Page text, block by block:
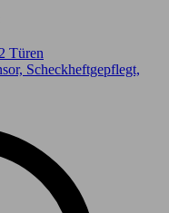
Türen
Scheckheftgepflegt,